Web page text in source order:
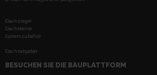
Dachziegel
Dachsteine
Systemzubehör
Dachratgeber
BESUCHEN SIE DIE BAUPLATTFORM